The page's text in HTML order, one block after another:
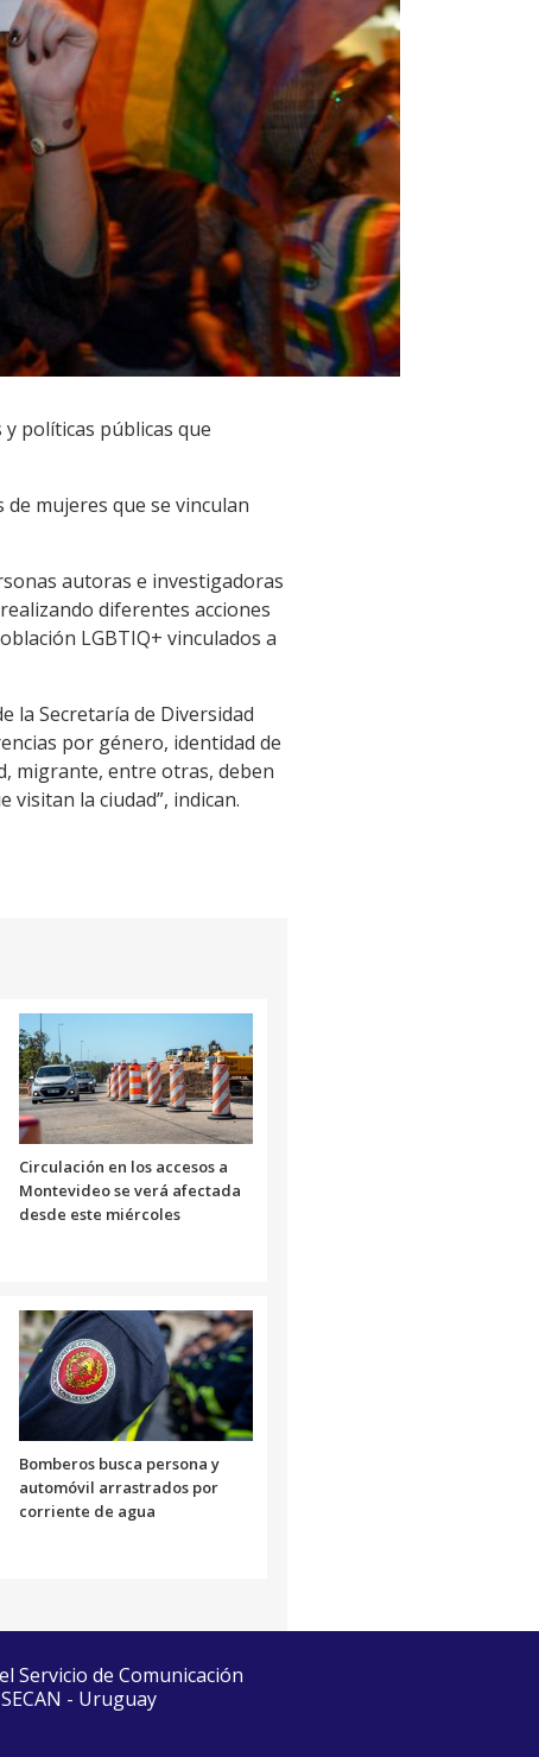
políticas públicas que
de mujeres que se vinculan
autoras e investigadoras
diferentes acciones
LGBTIQ+ vinculados a
la Secretaría de Diversidad
por género, identidad de
migrante, entre otras, deben
la ciudad”, indican.
Circulación en los accesos a
Montevideo se verá afectada
desde este miércoles
Bomberos busca persona y
automóvil arrastrados por
corriente de agua
Servicio de Comunicación
- Uruguay